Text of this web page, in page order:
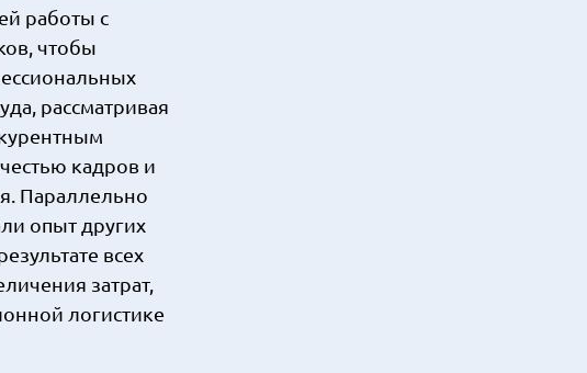
работы с
чтобы
рассматривая
кадров и
Параллельно
опыт других
всех
затрат,
логистике